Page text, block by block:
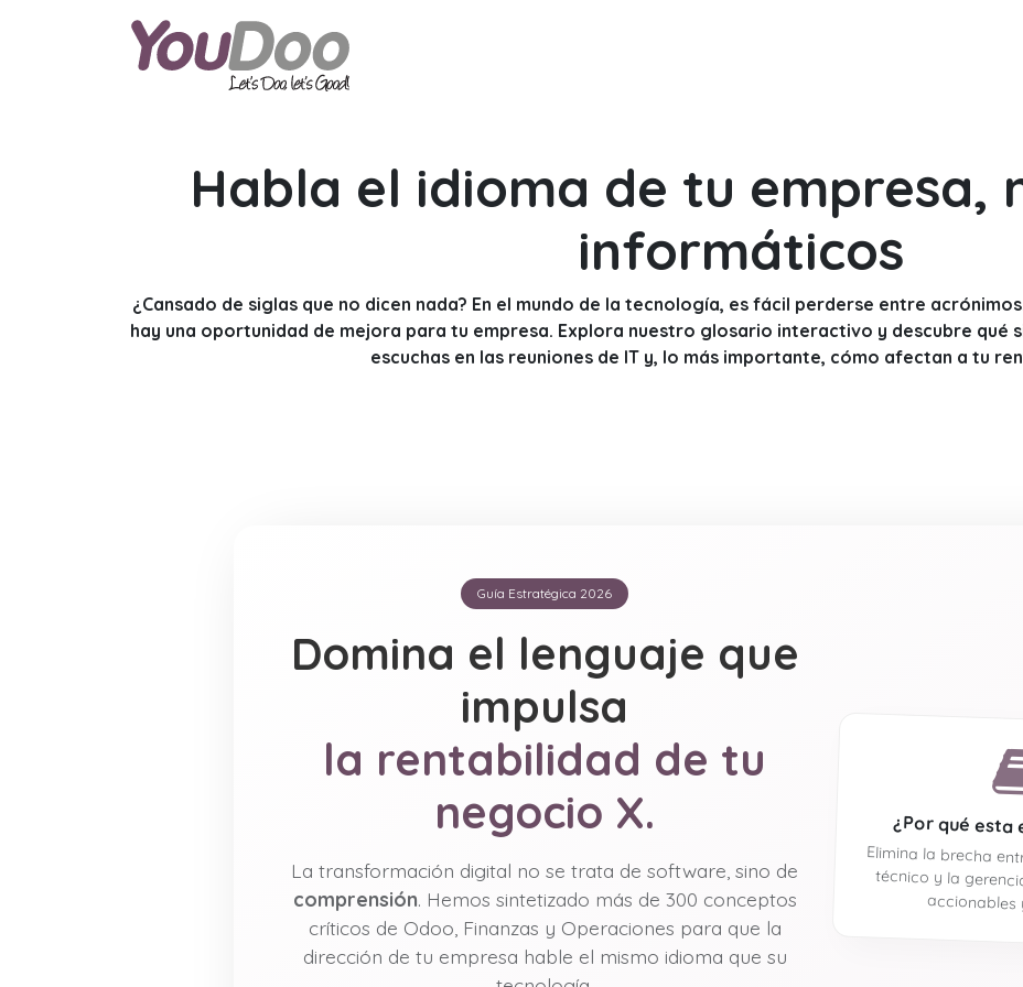
Habla el idioma de tu empresa,
informáticos
¿Cansado de siglas que no dicen nada? En el mundo de la tecnología, es fácil perderse entre
hay una oportunidad de mejora para tu empresa. Explora nuestro glosario interactivo y descubre qué
escuchas en las reuniones de IT y, lo más importante, cómo afectan a tu
Guía Estratégica 2026
Domina el lenguaje que
impulsa
la rentabilidad de tu
negocio X.
La transformación digital no se trata de software, sino de
comprensión. Hemos sintetizado más de 300 conceptos
críticos de Odoo, Finanzas y Operaciones para que la
dirección de tu empresa hable el mismo idioma que su
¿Por qué esta
Elimina la brecha
técnico y la
accionables